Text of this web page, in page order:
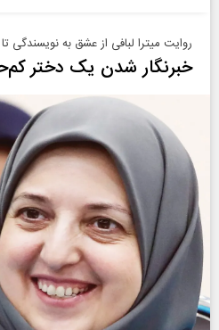
روایت میترا لبافی از عشق به نویسندگی
خبرنگار شدن ‌یک دختر